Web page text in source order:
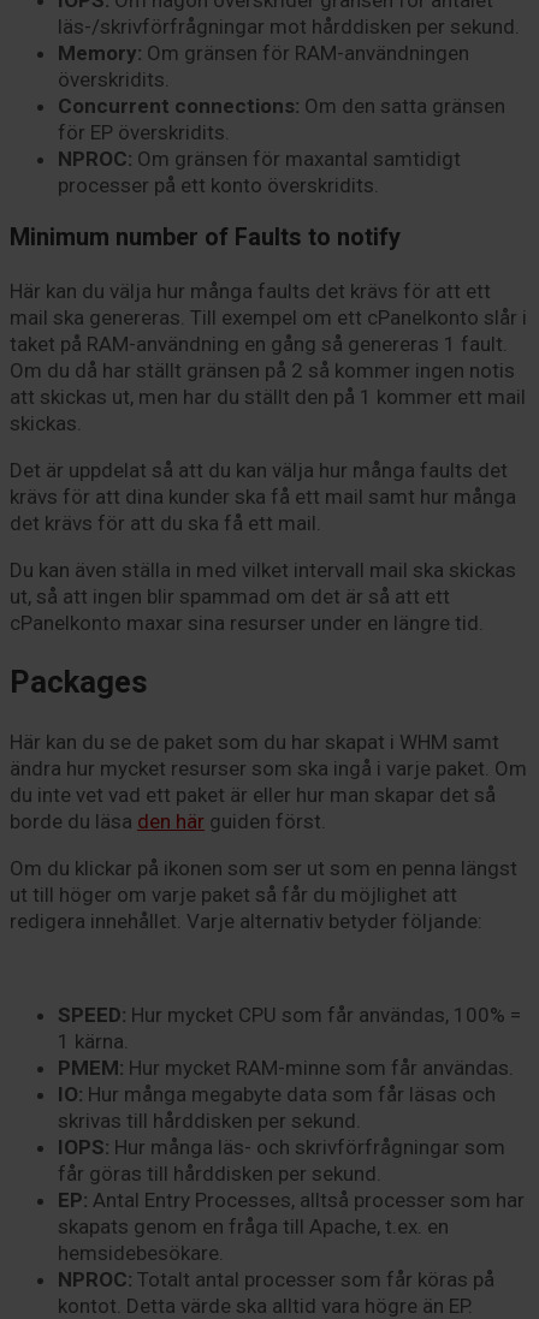
läs-/skrivförfrågningar mot hårddisken per sekund.
Memory: Om gränsen för RAM-användningen
överskridits.
Concurrent connections: Om den satta gränsen
för EP överskridits.
NPROC: Om gränsen för maxantal samtidigt
processer på ett konto överskridits.
Minimum number of Faults to notify
Här kan du välja hur många faults det krävs för att ett
mail ska genereras. Till exempel om ett cPanelkonto slår i
taket på RAM-användning en gång så genereras 1 fault.
Om du då har ställt gränsen på 2 så kommer ingen notis
att skickas ut, men har du ställt den på 1 kommer ett mail
skickas.
Det är uppdelat så att du kan välja hur många faults det
krävs för att dina kunder ska få ett mail samt hur många
det krävs för att du ska få ett mail.
Du kan även ställa in med vilket intervall mail ska skickas
ut, så att ingen blir spammad om det är så att ett
cPanelkonto maxar sina resurser under en längre tid.
Packages
Här kan du se de paket som du har skapat i WHM samt
ändra hur mycket resurser som ska ingå i varje paket. Om
du inte vet vad ett paket är eller hur man skapar det så
borde du läsa den här guiden först.
Om du klickar på ikonen som ser ut som en penna längst
ut till höger om varje paket så får du möjlighet att
redigera innehållet. Varje alternativ betyder följande:
SPEED: Hur mycket CPU som får användas, 100% =
1 kärna.
PMEM: Hur mycket RAM-minne som får användas.
IO: Hur många megabyte data som får läsas och
skrivas till hårddisken per sekund.
IOPS: Hur många läs- och skrivförfrågningar som
får göras till hårddisken per sekund.
EP: Antal Entry Processes, alltså processer som har
skapats genom en fråga till Apache, t.ex. en
hemsidebesökare.
NPROC: Totalt antal processer som får köras på
kontot. Detta värde ska alltid vara högre än EP.